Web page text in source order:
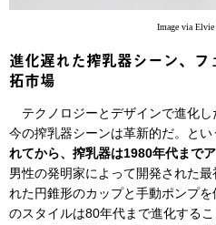
Image via
進化遅れた搾乳器シーン、
拓市場
テクノロジーとデザインで進化
今の搾乳器シーンは革新的だ。とい
れてから、搾乳器は1980年代まで
男性の発明家によって開発された
れた円錐形のカップと手動ポンプ
のスタイルは80年代まで進化するこ